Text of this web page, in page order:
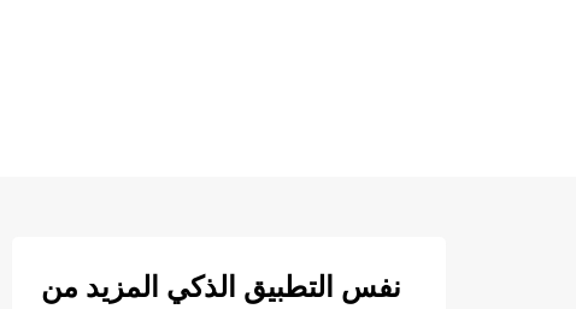
نفس التطبيق الذكي المزيد من